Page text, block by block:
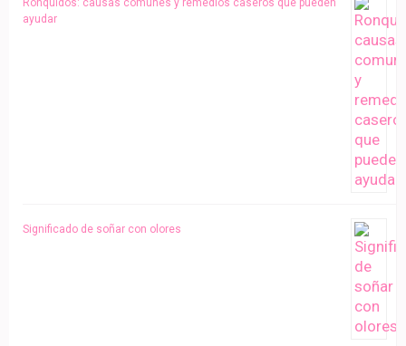
Ronquidos: causas comunes y remedios caseros que pueden
ayudar
Significado de soñar con olores